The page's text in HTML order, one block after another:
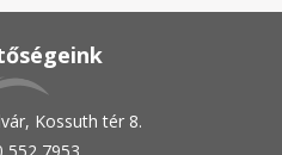
Kossuth tér 8.